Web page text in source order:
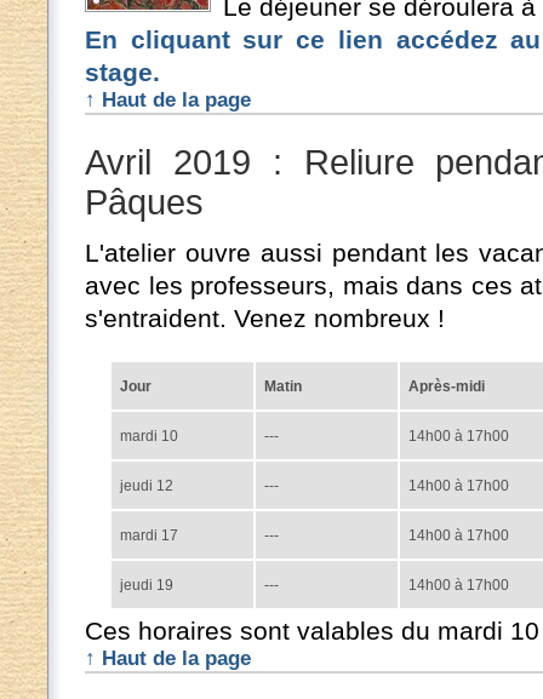
Le déjeuner se déroulera à
En cliquant sur ce lien accédez
stage.
↑ Haut de la page
Avril 2019 : Reliure
Pâques
L'atelier ouvre aussi pendant les
avec les professeurs, mais dans ces
s'entraident. Venez nombreux !
Jour Matin Après-midi
mardi 10 --- 14h00 à 17h00
jeudi 12 --- 14h00 à 17h00
mardi 17 --- 14h00 à 17h00
jeudi 19 --- 14h00 à 17h00
Ces horaires sont valables du mardi
↑ Haut de la page